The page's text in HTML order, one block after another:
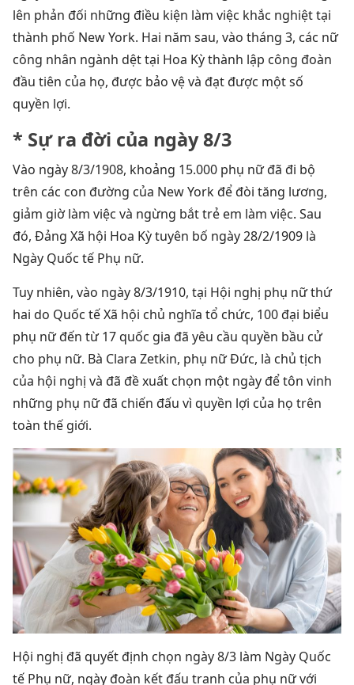
lên phản đối những điều kiện làm việc khắc nghiệt tại
thành phố New York. Hai năm sau, vào tháng 3, các nữ
công nhân ngành dệt tại Hoa Kỳ thành lập công đoàn
đầu tiên của họ, được bảo vệ và đạt được một số
quyền lợi.
* Sự ra đời của ngày 8/3
Vào ngày 8/3/1908, khoảng 15.000 phụ nữ đã đi bộ
trên các con đường của New York để đòi tăng lương,
giảm giờ làm việc và ngừng bắt trẻ em làm việc. Sau
đó, Đảng Xã hội Hoa Kỳ tuyên bố ngày 28/2/1909 là
Ngày Quốc tế Phụ nữ.
Tuy nhiên, vào ngày 8/3/1910, tại Hội nghị phụ nữ thứ
hai do Quốc tế Xã hội chủ nghĩa tổ chức, 100 đại biểu
phụ nữ đến từ 17 quốc gia đã yêu cầu quyền bầu cử
cho phụ nữ. Bà Clara Zetkin, phụ nữ Đức, là chủ tịch
của hội nghị và đã đề xuất chọn một ngày để tôn vinh
những phụ nữ đã chiến đấu vì quyền lợi của họ trên
toàn thế giới.
Hội nghị đã quyết định chọn ngày 8/3 làm Ngày Quốc
tế Phụ nữ, ngày đoàn kết đấu tranh của phụ nữ với